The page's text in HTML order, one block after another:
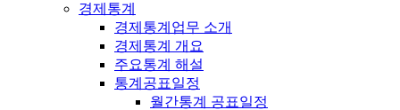
경제통계
경제통계업무 소개
경제통계 개요
주요통계 해설
통계공표일정
월간통계 공표일정